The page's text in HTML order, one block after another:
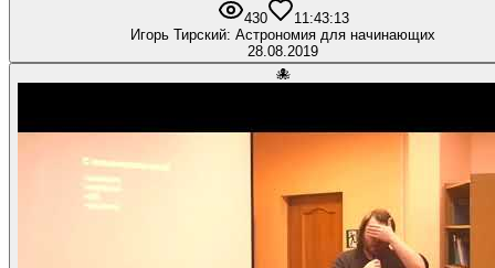
430 1 1:43:13
Игорь Тирский: Астрономия для начинающих
28.08.2019
🐙